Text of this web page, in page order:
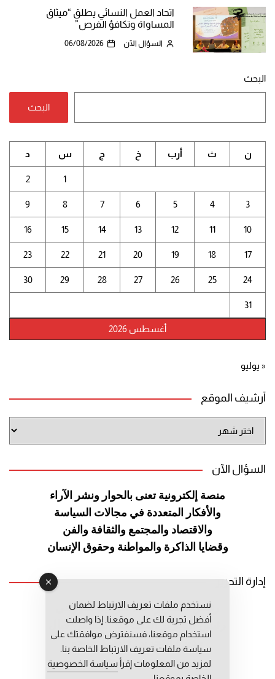
اتحاد العمل النسائي يطلق “ميثاق
المساواة وتكافؤ الفرص”
السؤال الآن 06/08/2026
البحث
البحث
أغسطس 2026
ن ث أرب خ ج س د
1
2
3
4
5
6
7
8
9
10
11
12
13
14
15
16
17
18
19
20
21
22
23
24
25
26
27
28
29
30
31
« يوليو
أرشيف الموقع
الموقع
السؤال الآن
منصة إلكترونية تعنى بالحوار ونشر الآراء
والأفكار المتعددة في مجالات السياسة
والاقتصاد والمجتمع والثقافة والفن
وقضايا الذاكرة والمواطنة وحقوق الإنسان
إدارة التحرير
رئيس التحرير: عبد الرحيم التوراني
رئيس التحرير المساعد: المعطي قبال
مديرة التحرير: فاطمة حوحو
نستخدم ملفات تعريف الارتباط لضمان
أفضل تجربة لك على موقعنا. إذا واصلت
استخدام موقعنا، فسنفترض موافقتك على
سياسة ملفات تعريف الارتباط الخاصة بنا.
لمزيد من المعلومات إقرأ سياسة الخصوصية